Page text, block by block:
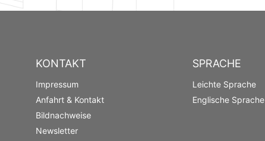
KONTAKT
Impressum
Anfahrt & Kontakt
Bildnachweise
Newsletter
SPRACHE
Leichte Sprache
Englische Sprache